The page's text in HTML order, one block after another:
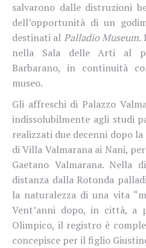
salvarono dalle distruzioni
dell’opportunità di un
destinati al Palladio Museum.
nella Sala delle Arti al
Barbarano, in continuità
museo.
Gli affreschi di Palazzo
indissolubilmente agli studi
realizzati due decenni dopo
di Villa Valmarana ai Nani,
Gaetano Valmarana. Nella
distanza dalla Rotonda
la naturalezza di una vita
Vent’anni dopo, in città, a
Olimpico, il registro è
concepisce per il figlio